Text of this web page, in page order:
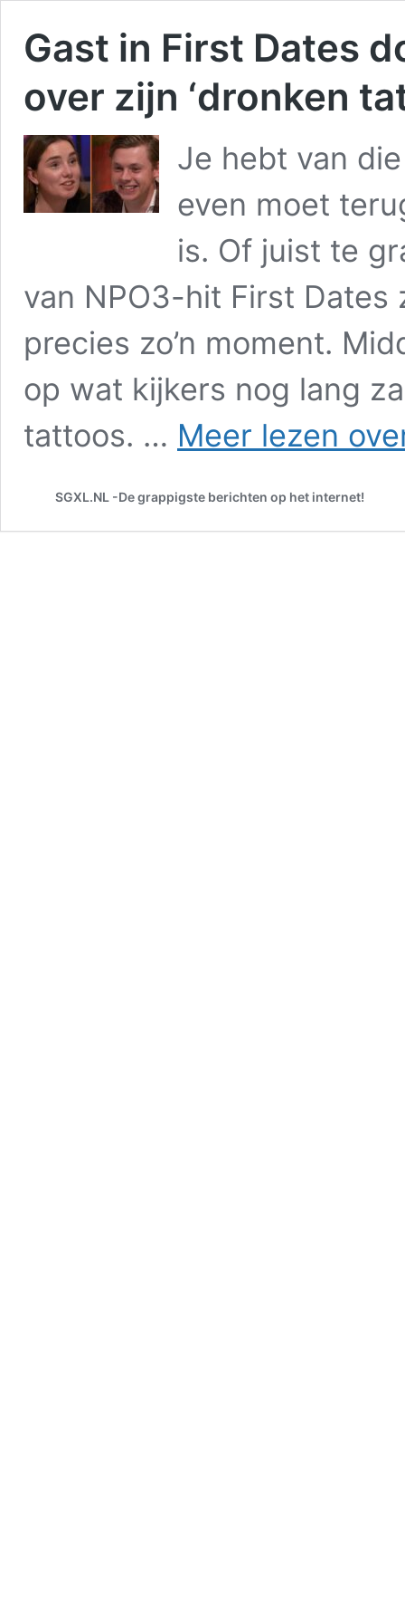
Gast in First Dates
over zijn ‘dronken
Je hebt van
even moet
is. Of juist te
van NPO3-hit First Dates
precies zo’n moment.
op wat kijkers nog lang
tattoos. … Meer lezen
SGXL.NL -De grappigste berichten op het internet!